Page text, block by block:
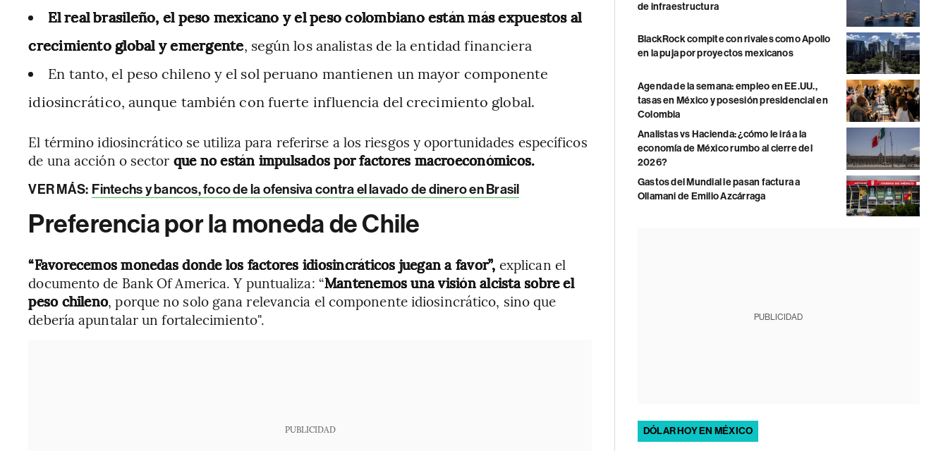
El real brasileño, el peso mexicano y el peso colombiano están más expuestos al
crecimiento global y emergente, según los analistas de la entidad financiera
En tanto, el peso chileno y el sol peruano mantienen un mayor componente
idiosincrático, aunque también con fuerte influencia del crecimiento global.
El término idiosincrático se utiliza para referirse a los riesgos y oportunidades específicos
de una acción o sector que no están impulsados por factores macroeconómicos.
VER MÁS: Fintechs y bancos, foco de la ofensiva contra el lavado de dinero en Brasil
Preferencia por la moneda de Chile
“Favorecemos monedas donde los factores idiosincráticos juegan a favor”, explican el
documento de Bank Of America. Y puntualiza: “Mantenemos una visión alcista sobre el
peso chileno, porque no solo gana relevancia el componente idiosincrático, sino que
debería apuntalar un fortalecimiento".
PUBLICIDAD
de infraestructura
BlackRock compite con rivales como Apollo
en la puja por proyectos mexicanos
Agenda de la semana: empleo en EE.UU.,
tasas en México y posesión presidencial en
Colombia
Analistas vs Hacienda: ¿cómo le irá a la
economía de México rumbo al cierre del
2026?
Gastos del Mundial le pasan factura a
Ollamani de Emilio Azcárraga
PUBLICIDAD
DÓLAR HOY EN MÉXICO